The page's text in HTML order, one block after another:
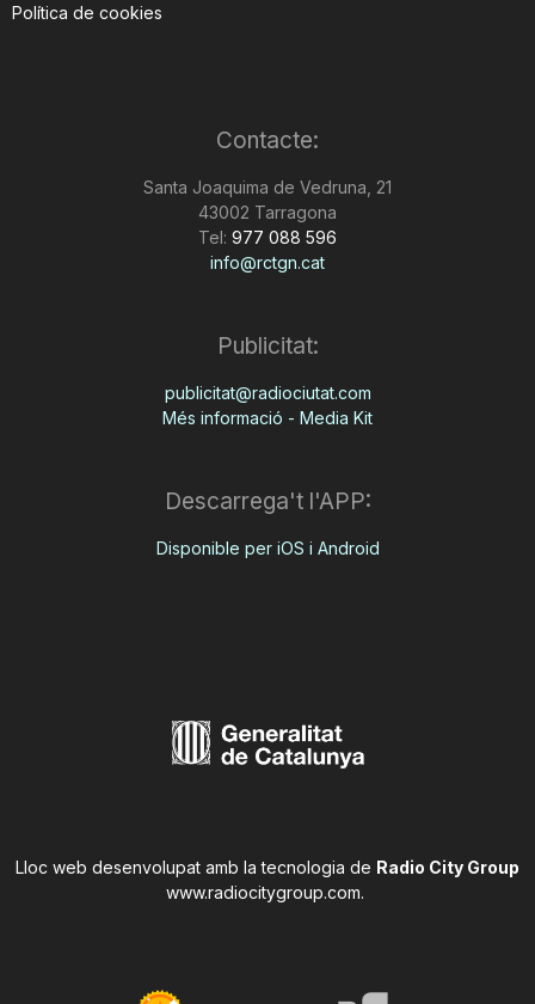
Política de cookies
Contacte:
Santa Joaquima de Vedruna, 21
43002 Tarragona
Tel: 977 088 596
info@rctgn.cat
Publicitat:
publicitat@radiociutat.com
Més informació - Media Kit
Descarrega't l'APP:
Disponible per iOS i Android
Lloc web desenvolupat amb la tecnologia de Radio City Group
www.radiocitygroup.com.